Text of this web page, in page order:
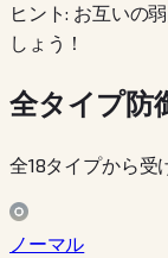
ヒント: お互いの
しょう！
全タイプ防
全18タイプから受
ノーマル